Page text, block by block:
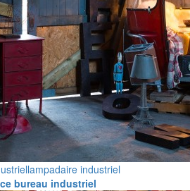
lampadaire industriel
bureau industriel